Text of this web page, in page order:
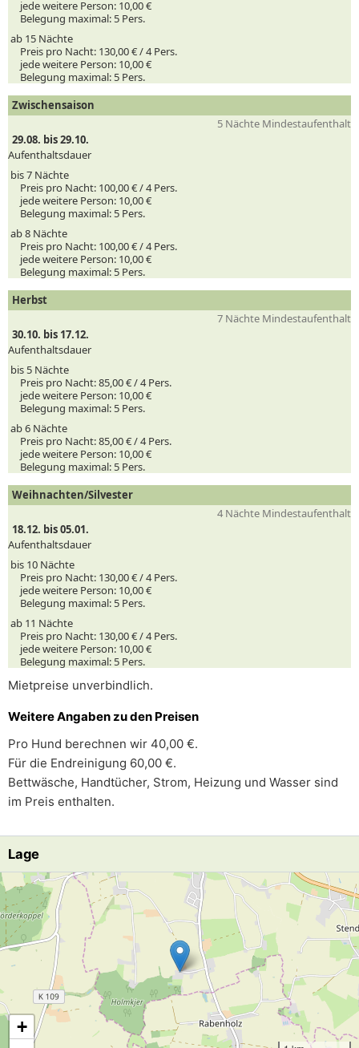
jede weitere Person: 10,00 €
Belegung maximal: 5 Pers.
ab 15 Nächte
Preis pro Nacht: 130,00 € /4Pers.
jede weitere Person: 10,00 €
Belegung maximal: 5 Pers.
Zwischensaison
5 Nächte Mindestaufenthalt
29.08. bis 29.10.
Aufenthaltsdauer
bis 7 Nächte
Preis pro Nacht: 100,00 € /4Pers.
jede weitere Person: 10,00 €
Belegung maximal: 5 Pers.
ab 8 Nächte
Preis pro Nacht: 100,00 € /4Pers.
jede weitere Person: 10,00 €
Belegung maximal: 5 Pers.
Herbst
7 Nächte Mindestaufenthalt
30.10. bis 17.12.
Aufenthaltsdauer
bis 5 Nächte
Preis pro Nacht:85,00 € /4Pers.
jede weitere Person: 10,00 €
Belegung maximal: 5 Pers.
ab 6 Nächte
Preis pro Nacht:85,00 € /4Pers.
jede weitere Person: 10,00 €
Belegung maximal: 5 Pers.
Weihnachten/Silvester
4 Nächte Mindestaufenthalt
18.12. bis 05.01.
Aufenthaltsdauer
bis 10 Nächte
Preis pro Nacht: 130,00 € /4Pers.
jede weitere Person: 10,00 €
Belegung maximal: 5 Pers.
ab 11 Nächte
Preis pro Nacht: 130,00 € /4Pers.
jede weitere Person: 10,00 €
Belegung maximal: 5 Pers.
Mietpreise unverbindlich.
Weitere Angaben zu den Preisen
Pro Hund berechnen wir 40,00 €.
Für die Endreinigung 60,00 €.
Bettwäsche, Handtücher, Strom, Heizung und Wasser sind
im Preis enthalten.
Lage
Lade Lageplan
+